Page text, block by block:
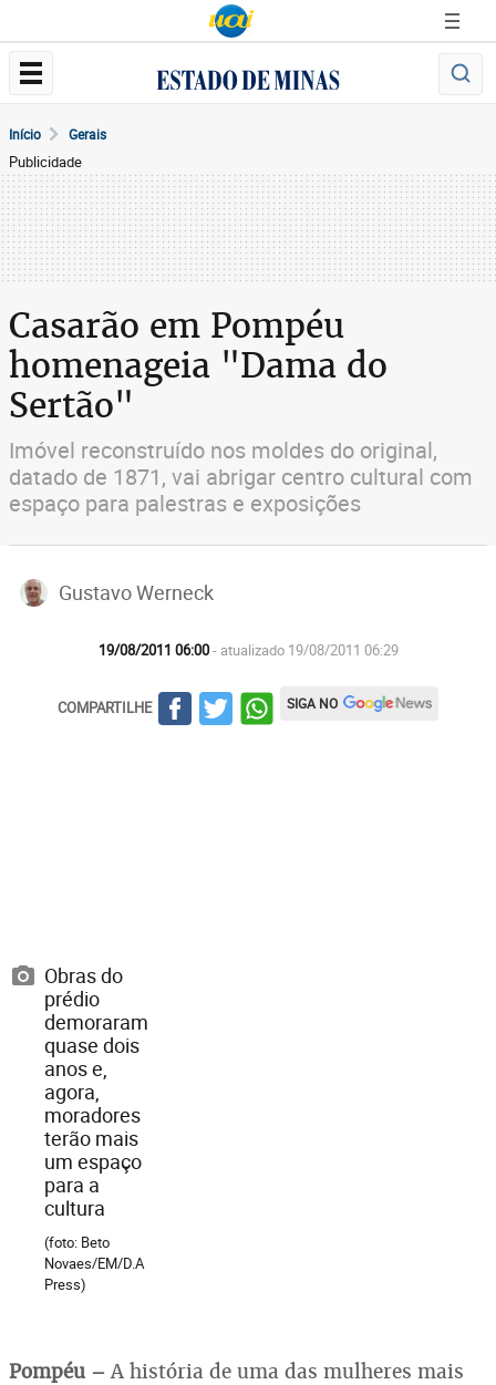
Início Gerais
Publicidade
Casarão em Pompéu
homenageia "Dama do
Sertão"
Imóvel reconstruído nos moldes do original,
datado de 1871, vai abrigar centro cultural com
espaço para palestras e exposições
Gustavo Werneck
19/08/2011 06:00- atualizado 19/08/2011 06:29
COMPARTILHE SIGA NO
Obras do
prédio
demoraram
quase dois
anos e,
agora,
moradores
terão mais
um espaço
para a
cultura
(foto: Beto
Novaes/EM/D.A
Press)
Pompéu – A história de uma das mulheres mais